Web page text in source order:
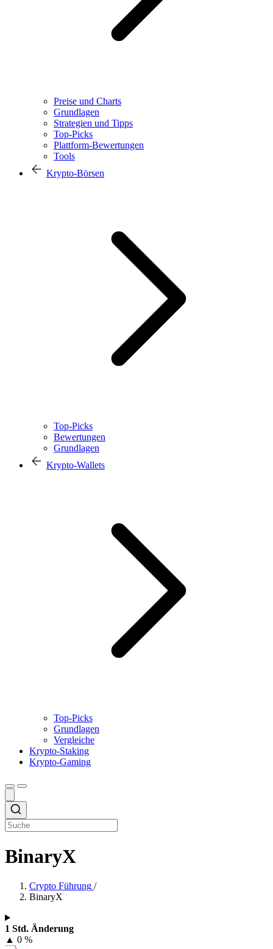
Preise und Charts
Grundlagen
Strategien und Tipps
Top-Picks
Plattform-Bewertungen
Tools
Krypto-Börsen
Top-Picks
Bewertungen
Grundlagen
Krypto-Wallets
Top-Picks
Grundlagen
Vergleiche
Krypto-Staking
Krypto-Gaming
BinaryX
Crypto Führung /
BinaryX
1 Std. Änderung
▲ 0 %